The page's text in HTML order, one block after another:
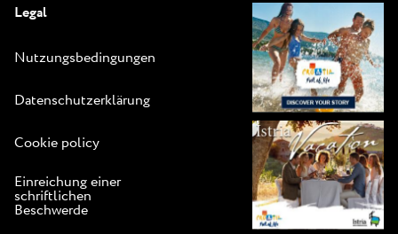
Legal
Nutzungsbedingungen
Datenschutzerklärung
Cookie policy
Einreichung einer
schriftlichen
Beschwerde